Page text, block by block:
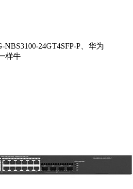
24GT4SFP-P、华为
样牛